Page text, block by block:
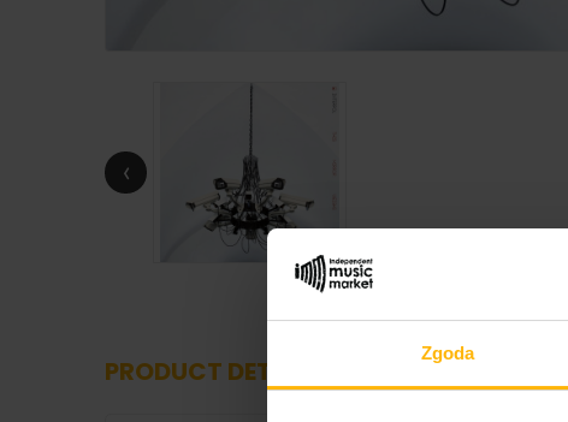
Zgoda
‹
PRODUCT DETAILS